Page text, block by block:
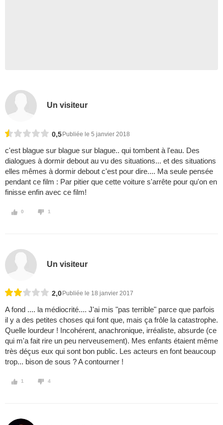
Un visiteur
0,5 Publiée le 5 janvier 2018
c'est blague sur blague sur blague.. qui tombent à l'eau. Des
dialogues à dormir debout au vu des situations... et des situations
elles mêmes à dormir debout c'est pour dire.... Ma seule pensée
pendant ce film : Par pitier que cette voiture s'arrête pour qu'on en
finisse enfin avec ce film!
0 1
Un visiteur
2,0 Publiée le 18 janvier 2017
A fond .... la médiocrité.... J'ai mis "pas terrible" parce que parfois
il y a des petites choses qui font que, mais ça frôle la catastrophe.
Quelle lourdeur ! Incohérent, anachronique, irréaliste, absurde (ce
qui m'a fait rire un peu nerveusement). Mes enfants étaient même
très déçus eux qui sont bon public. Les acteurs en font beaucoup
trop... bison de sous ? A contourner !
1 4